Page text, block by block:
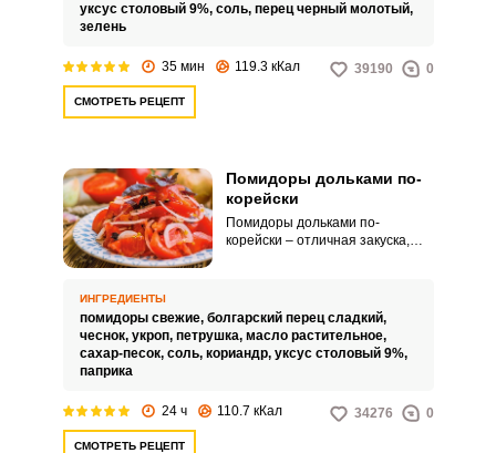
уксус столовый 9%, соль, перец черный молотый,
зелень
35 мин 119.3 кКал 39190 0
СМОТРЕТЬ РЕЦЕПТ
Помидоры дольками по-
корейски
Помидоры дольками по-
корейски – отличная закуска,
можно поставить и на
праздничный стол, и подать к
горячему блюду на ужин.
ИНГРЕДИЕНТЫ
помидоры свежие, болгарский перец сладкий,
чеснок, укроп, петрушка, масло растительное,
сахар-песок, соль, кориандр, уксус столовый 9%,
паприка
24 ч 110.7 кКал 34276 0
СМОТРЕТЬ РЕЦЕПТ